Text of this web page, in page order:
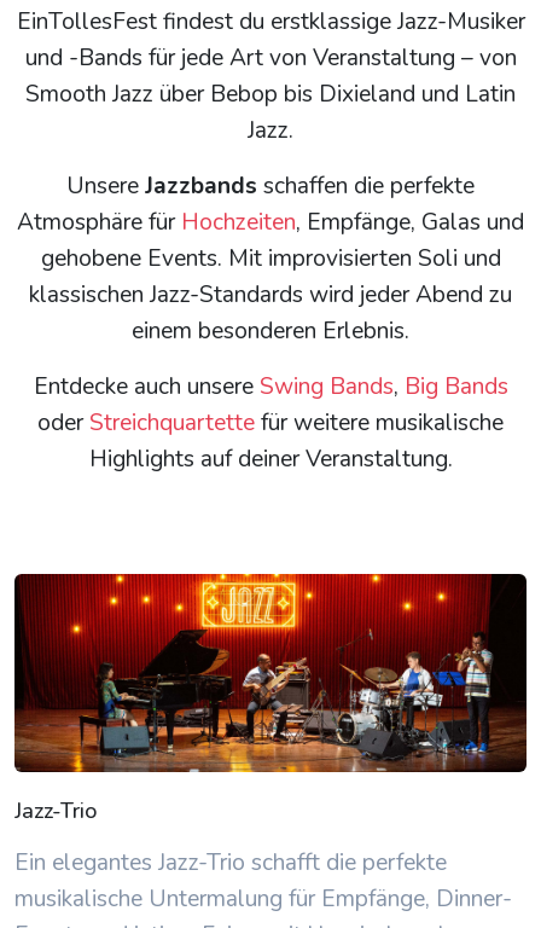
EinTollesFest findest du erstklassige Jazz-Musiker
und -Bands für jede Art von Veranstaltung – von
Smooth Jazz über Bebop bis Dixieland und Latin
Jazz.
UnsereJazzbands schaffen die perfekte
Atmosphäre für Hochzeiten, Empfänge, Galas und
gehobene Events. Mit improvisierten Soli und
klassischen Jazz-Standards wird jeder Abend zu
einem besonderen Erlebnis.
Entdecke auch unsere Swing Bands, Big Bands
oderStreichquartettefür weitere musikalische
Highlights auf deiner Veranstaltung.
Jazz-Trio
Ein elegantes Jazz-Trio schafft die perfekte
musikalische Untermalung für Empfänge, Dinner-